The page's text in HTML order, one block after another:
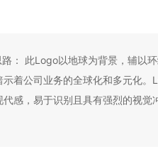
路： 此Logo以地球为背景，辅以
着公司业务的全球化和多元化
感，易于识别且具有强烈的视觉